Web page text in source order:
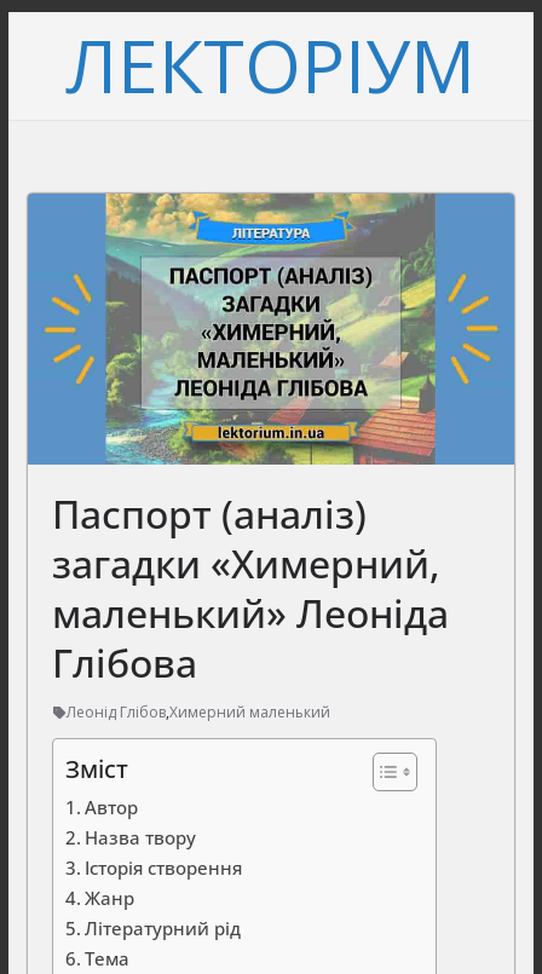
вмістуЛЕКТОРІУМ
Паспорт (аналіз)
загадки «Химерний,
маленький» Леоніда
Глібова
Леонід Глібов,Химерний маленький
Зміст
Автор
Назва твору
Історія створення
Жанр
Літературний рід
Тема